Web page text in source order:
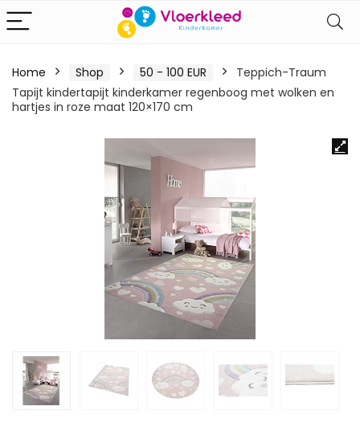
Home Shop 50 - 100 EUR
Teppich-Traum
Tapijt kindertapijt kinderkamer regenboog met wolken en
hartjes in roze maat 120×170 cm